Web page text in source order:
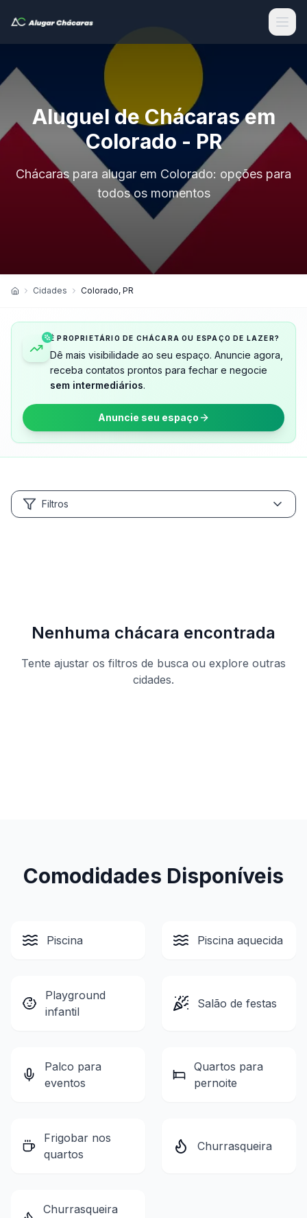
Aluguel de Chácaras em
Colorado - PR
Chácaras para alugar em Colorado: opções para
todos os momentos
Cidades Colorado, PR
É PROPRIETÁRIO DE CHÁCARA OU ESPAÇO DE LAZER?
Dê mais visibilidade ao seu espaço. Anuncie agora,
receba contatos prontos para fechar e negocie
sem intermediários.
Anuncie seu espaço
Filtros
Nenhuma chácara encontrada
Tente ajustar os filtros de busca ou explore outras
cidades.
Comodidades Disponíveis
Piscina Piscina aquecida
Playground
infantil
Salão de festas
Palco para
eventos
Quartos para
pernoite
Frigobar nos
quartos
Churrasqueira
Churrasqueira